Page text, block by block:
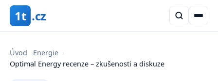
1t .cz
Úvod ›Energie ›
Optimal Energy recenze – zkušenosti a diskuze